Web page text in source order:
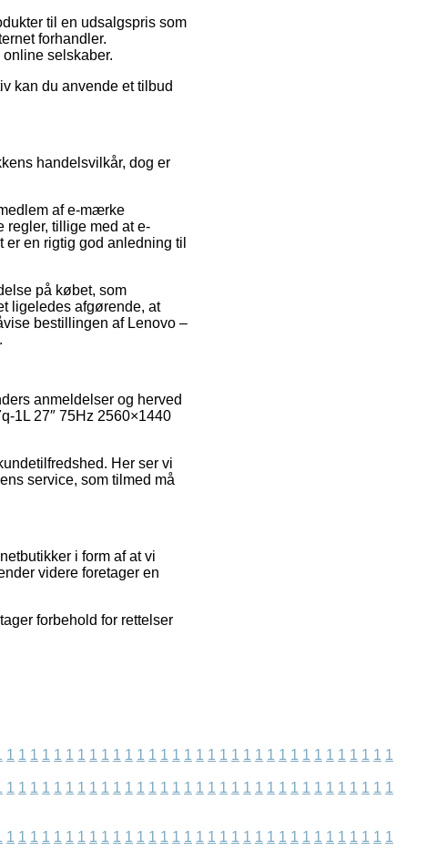
til en udsalgspris som
forhandler.
selskaber.
kan du anvende et tilbud
handelsvilkår, dog er
af e-mærke
regler, tillige med at e-
en rigtig god anledning til
på købet, som
ligeledes afgørende, at
bestillingen af Lenovo –
anmeldelser og herved
1L 27″ 75Hz 2560×1440
Her ser vi
service, som tilmed må
i form af at vi
videre foretager en
forbehold for rettelser
1 1 1 1 1 1 1 1 1 1 1 1 1 1 1 1 1 1 1 1 1 1 1 1 1 1 1 1 1 1 1 1 1
1 1 1 1 1 1 1 1 1 1 1 1 1 1 1 1 1 1 1 1 1 1 1 1 1 1 1 1 1 1 1 1 1
1 1 1 1 1 1 1 1 1 1 1 1 1 1 1 1 1 1 1 1 1 1 1 1 1 1 1 1 1 1 1 1 1